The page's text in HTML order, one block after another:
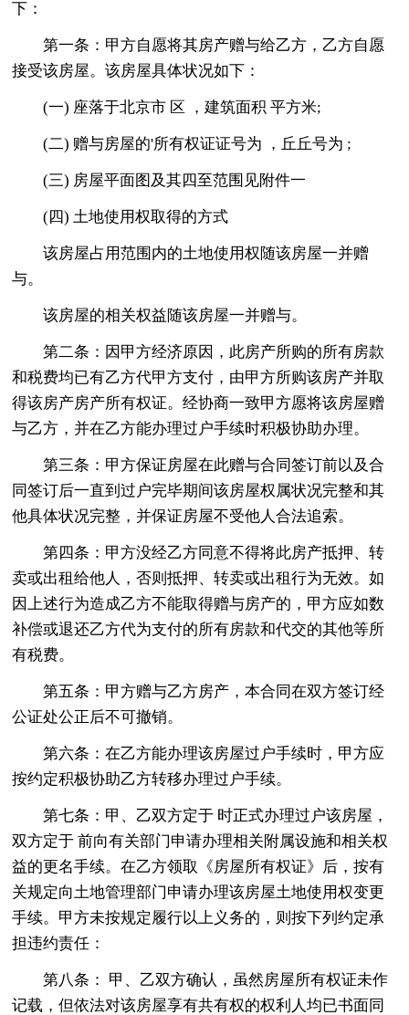
下：
第一条：甲方自愿将其房产赠与给乙方，乙方自愿
接受该房屋。该房屋具体状况如下：
(一) 座落于北京市 区 ，建筑面积 平方米;
(二) 赠与房屋的'所有权证证号为 ，丘丘号为 ;
(三) 房屋平面图及其四至范围见附件一
(四) 土地使用权取得的方式
该房屋占用范围内的土地使用权随该房屋一并赠
与。
该房屋的相关权益随该房屋一并赠与。
第二条：因甲方经济原因，此房产所购的所有房款
和税费均已有乙方代甲方支付，由甲方所购该房产并取
得该房产房产所有权证。经协商一致甲方愿将该房屋赠
与乙方，并在乙方能办理过户手续时积极协助办理。
第三条：甲方保证房屋在此赠与合同签订前以及合
同签订后一直到过户完毕期间该房屋权属状况完整和其
他具体状况完整，并保证房屋不受他人合法追索。
第四条：甲方没经乙方同意不得将此房产抵押、转
卖或出租给他人，否则抵押、转卖或出租行为无效。如
因上述行为造成乙方不能取得赠与房产的，甲方应如数
补偿或退还乙方代为支付的所有房款和代交的其他等所
有税费。
第五条：甲方赠与乙方房产，本合同在双方签订经
公证处公正后不可撤销。
第六条：在乙方能办理该房屋过户手续时，甲方应
按约定积极协助乙方转移办理过户手续。
第七条：甲、乙双方定于 时正式办理过户该房屋，
双方定于 前向有关部门申请办理相关附属设施和相关权
益的更名手续。在乙方领取《房屋所有权证》后，按有
关规定向土地管理部门申请办理该房屋土地使用权变更
手续。甲方未按规定履行以上义务的，则按下列约定承
担违约责任：
第八条： 甲、乙双方确认，虽然房屋所有权证未作
记载，但依法对该房屋享有共有权的权利人均已书面同